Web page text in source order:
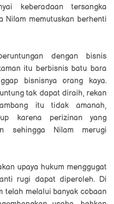
keberadaan tersangka
Nilam memutuskan berhenti
dengan bisnis
itu berbisnis batu bara
bisnisnya orang kaya.
tak dapat diraih, rekan
itu tidak amanah,
karena perizinan yang
sehingga Nilam merugi
upaya hukum menggugat
rugi dapat diperoleh. Di
telah melalui banyak cobaan